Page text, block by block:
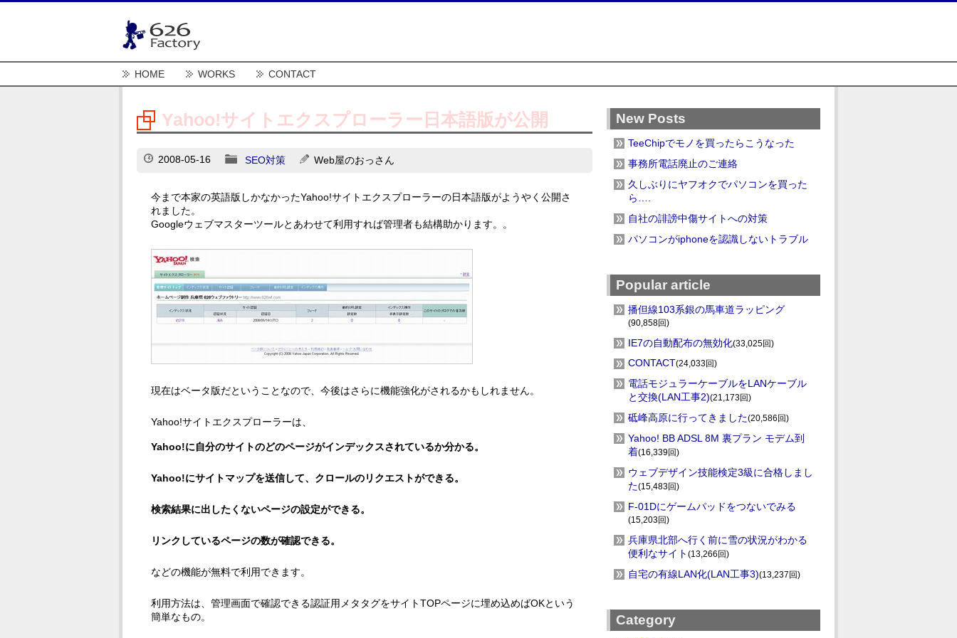
HOME WORKS CONTACT
Yahoo!サイトエクスプローラー日本語版が公開
2008-05-16 SEO対策 Web屋のおっさん
今まで本家の英語版しかなかったYahoo!サイトエクスプローラーの日本語版がようやく公開さ
れました。
Googleウェブマスターツールとあわせて利用すれば管理者も結構助かります。。
現在はベータ版だということなので、今後はさらに機能強化がされるかもしれません。
Yahoo!サイトエクスプローラーは、
Yahoo!に自分のサイトのどのページがインデックスされているか分かる。
Yahoo!にサイトマップを送信して、クロールのリクエストができる。
検索結果に出したくないページの設定ができる。
リンクしているページの数が確認できる。
などの機能が無料で利用できます。
利用方法は、管理画面で確認できる認証用メタタグをサイトTOPページに埋め込めばOKという
簡単なもの。
New Posts
TeeChipでモノを買ったらこうなった
事務所電話廃止のご連絡
久しぶりにヤフオクでパソコンを買った
ら….
自社の誹謗中傷サイトへの対策
パソコンがiphoneを認識しないトラブル
Popular article
播但線103系銀の馬車道ラッピング
(90,858回)
IE7の自動配布の無効化(33,025回)
CONTACT(24,033回)
電話モジュラーケーブルをLANケーブル
と交換(LAN工事2)(21,173回)
砥峰高原に行ってきました(20,586回)
Yahoo! BB ADSL 8M 裏プラン モデム到
着(16,339回)
ウェブデザイン技能検定3級に合格しまし
た(15,483回)
F-01Dにゲームパッドをつないでみる
(15,203回)
兵庫県北部へ行く前に雪の状況がわかる
便利なサイト (13,266回)
自宅の有線LAN化(LAN工事3)(13,237回)
Category